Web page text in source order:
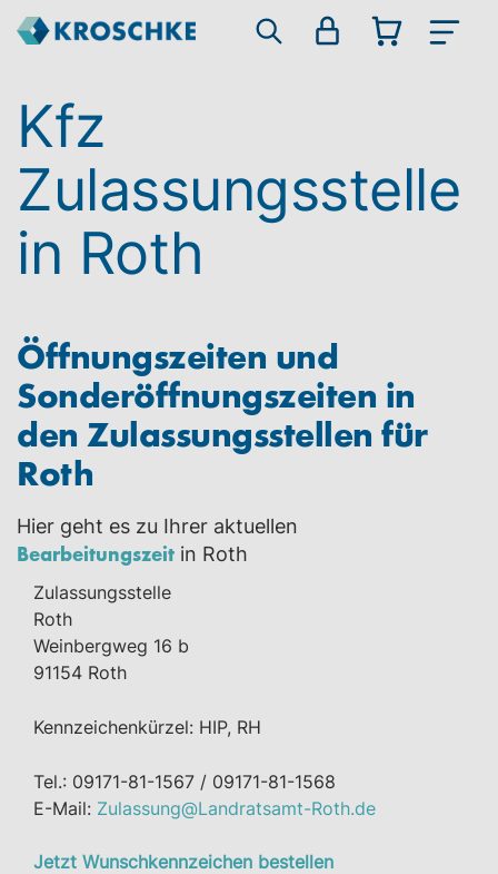
Kfz
Zulassungsstelle
in Roth
Öffnungszeiten und
Sonderöffnungszeiten in
den Zulassungsstellen für
Roth
Hier geht es zu Ihrer aktuellen
Bearbeitungszeit in Roth
Zulassungsstelle
Roth
Weinbergweg 16 b
91154 Roth
Kennzeichenkürzel: HIP, RH
Tel.: 09171-81-1567 / 09171-81-1568
E-Mail: Zulassung@Landratsamt-Roth.de
Jetzt Wunschkennzeichen bestellen